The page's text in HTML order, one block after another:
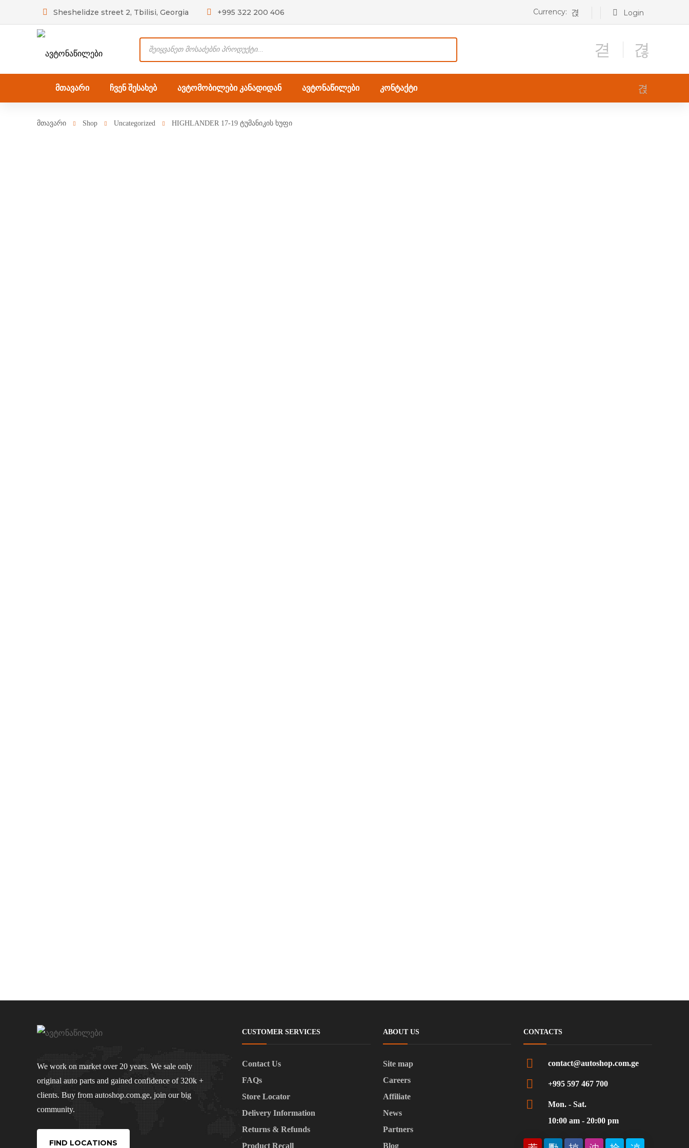
Sheshelidze street 2, Tbilisi, Georgia +995 322 200 406 Login
Currency:
Products
search
მთავარი ჩვენ შესახებ ავტომობილები კანადიდან ავტონაწილები კონტაქტი
მთავარი Shop Uncategorized HIGHLANDER 17-19 ტუმანიკის ხუფი
We work on market over 20 years. We sale only
original auto parts and gained confidence of 320k +
clients. Buy from autoshop.com.ge, join our big
community.
FIND LOCATIONS
CUSTOMER SERVICES
Contact Us
FAQs
Store Locator
Delivery Information
Returns & Refunds
Product Recall
ABOUT US
Site map
Careers
Affiliate
News
Partners
Blog
CONTACTS
contact@autoshop.com.ge
+995 597 467 700
Mon. - Sat.
10:00 am - 20:00 pm